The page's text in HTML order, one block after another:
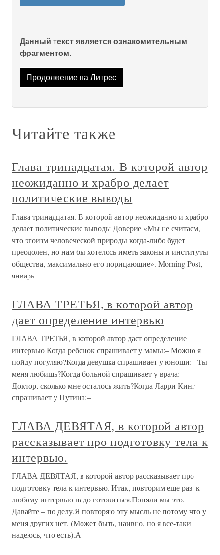
Данный текст является ознакомительным
фрагментом.
Продолжение на Литрес
Читайте также
Глава тринадцатая. В которой автор
неожиданно и храбро делает
политические выводы
Глава тринадцатая. В которой автор неожиданно и храбро
делает политические выводы Доверие «Мы не считаем,
что эгоизм человеческой природы когда-либо будет
преодолен, но нам бы хотелось иметь законы и институты
общества, максимально его порицающие». Morning Post,
январь
ГЛАВА ТРЕТЬЯ, в которой автор
дает определение интервью
ГЛАВА ТРЕТЬЯ, в которой автор дает определение
интервью Когда ребенок спрашивает у мамы:– Можно я
пойду погуляю?Когда девушка спрашивает у юноши:– Ты
меня любишь?Когда больной спрашивает у врача:–
Доктор, сколько мне осталось жить?Когда Ларри Кинг
спрашивает у Путина:–
ГЛАВА ДЕВЯТАЯ, в которой автор
рассказывает про подготовку тела к
интервью.
ГЛАВА ДЕВЯТАЯ, в которой автор рассказывает про
подготовку тела к интервью. Итак, повторим еще раз: к
любому интервью надо готовиться.Поняли мы это.
Давайте – по делу.Я повторяю эту мысль не потому что у
меня других нет. (Может быть, наивно, но я все-таки
надеюсь, что есть).А